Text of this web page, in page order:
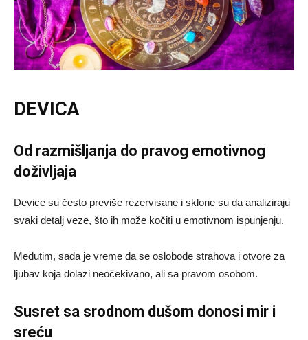
DEVICA
Od razmišljanja do pravog emotivnog
doživljaja
Device su često previše rezervisane i sklone su da analiziraju
svaki detalj veze, što ih može kočiti u emotivnom ispunjenju.
Međutim, sada je vreme da se oslobode strahova i otvore za
ljubav koja dolazi neočekivano, ali sa pravom osobom.
Susret sa srodnom dušom donosi mir i
sreću